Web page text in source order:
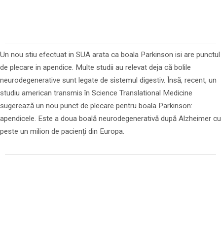
Un nou stiu efectuat in SUA arata ca boala Parkinson isi are punctul
de plecare in apendice. Multe studii au relevat deja că bolile
neurodegenerative sunt legate de sistemul digestiv. Însă, recent, un
studiu american transmis în Science Translational Medicine
sugerează un nou punct de plecare pentru boala Parkinson:
apendicele. Este a doua boală neurodegenerativă după Alzheimer cu
peste un milion de pacienți din Europa.